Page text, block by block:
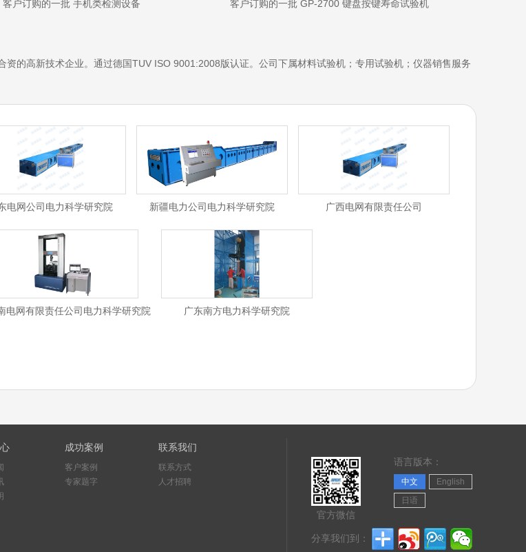
客户订购的一批 手机类检测设备 客户订购的一批 GP-2700 键盘按键寿命试验机
的高新技术企业。通过德国TUV ISO 9001:2008版认证。公司下属材料试验机；专用试验机；仪器销售服务
电网公司电力科学研究院 新疆电力公司电力科学研究院 广西电网有限责任公司
电网有限责任公司电力科学研究院 广东南方电力科学研究院
成功案例
客户案例
专家题字
联系我们
联系方式
人才招聘
官方微信
语言版本：
中文
English
日语
分享我们到：